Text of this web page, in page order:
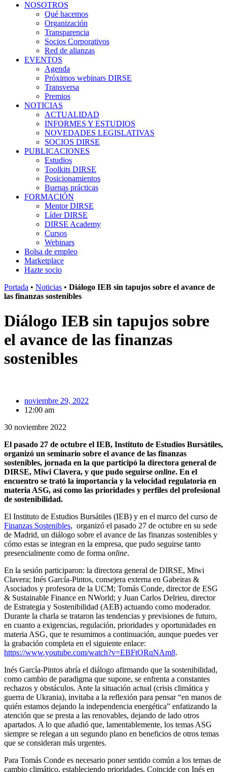
NOSOTROS
Qué hacemos
Organización
Transparencia
Socios Corporativos
Red de alianzas
EVENTOS
Agenda
Próximos webinars DIRSE
Transversa
Premios
NOTICIAS
ACTUALIDAD
INFORMES Y ESTUDIOS
NOVEDADES LEGISLATIVAS
SOCIOS DIRSE
PUBLICACIONES
Estudios
Toolkits DIRSE
Posicionamientos
Buenas prácticas
FORMACIÓN
Mentor DIRSE
Líder DIRSE
DIRSE Academy
Cursos
Webinars
Bolsa de empleo
Marketplace
Hazte socio
Portada • Noticias • Diálogo IEB sin tapujos sobre el avance de
las finanzas sostenibles
Diálogo IEB sin tapujos sobre
el avance de las finanzas
sostenibles
noviembre 29, 2022
12:00 am
30 noviembre 2022
El pasado 27 de octubre el IEB, Instituto de Estudios Bursátiles,
organizó un seminario sobre el avance de las finanzas
sostenibles, jornada en la que participó la directora general de
DIRSE, Miwi Clavera, y que pudo seguirse online. En el
encuentro se trató la importancia y la velocidad regulatoria en
materia ASG, así como las prioridades y perfiles del profesional
de sostenibilidad.
El Instituto de Estudios Bursátiles (IEB) y en el marco del curso de
Finanzas Sostenibles, organizó el pasado 27 de octubre en su sede
de Madrid, un diálogo sobre el avance de las finanzas sostenibles y
cómo estas se integran en la empresa, que pudo seguirse tanto
presencialmente como de forma online.
En la sesión participaron: la directora general de DIRSE, Miwi
Clavera; Inés García-Pintos, consejera externa en Gabeiras &
Asociados y profesora de la UCM; Tomás Conde, director de ESG
& Sustainable Finance en NWorld; y Juan Carlos Delrieu, director
de Estrategia y Sostenibilidad (AEB) actuando como moderador.
Durante la charla se trataron las tendencias y previsiones de futuro,
en cuanto a exigencias, regulación, prioridades y oportunidades en
materia ASG, que te resumimos a continuación, aunque puedes ver
la grabación completa en el siguiente enlace:
https://www.youtube.com/watch?v=EBFtORqNAm8.
Inés García-Pintos abría el diálogo afirmando que la sostenibilidad,
como cambio de paradigma que supone, se enfrenta a constantes
rechazos y obstáculos. Ante la situación actual (crisis climática y
guerra de Ukrania), invitaba a la reflexión para pensar “en manos de
quién estamos dejando la independencia energética” enfatizando la
atención que se presta a las renovables, dejando de lado otros
apartados. A lo que añadió que, lamentablemente, los temas ASG
siempre se relegan a un segundo plano en beneficios de otros temas
que se consideran más urgentes.
Para Tomás Conde es necesario poner sentido común a los temas de
cambio climático, estableciendo prioridades. Coincide con Inés en